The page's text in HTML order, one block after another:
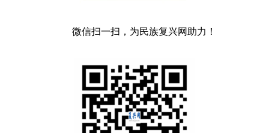
微信扫一扫，为民族复兴网助力！